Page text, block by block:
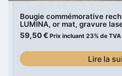
Bougie commémorative
LUMINA, or mat, gravure
59,50€ Prix incluant 23% de TVA
Lire la